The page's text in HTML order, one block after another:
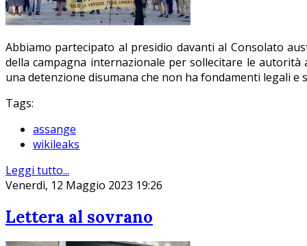
Abbiamo partecipato al presidio davanti al Consolato
della campagna internazionale per sollecitare le
una detenzione disumana che non ha fondamenti legali
Tags:
assange
wikileaks
Leggi tutto...
Venerdì, 12 Maggio 2023 19:26
Lettera al sovrano